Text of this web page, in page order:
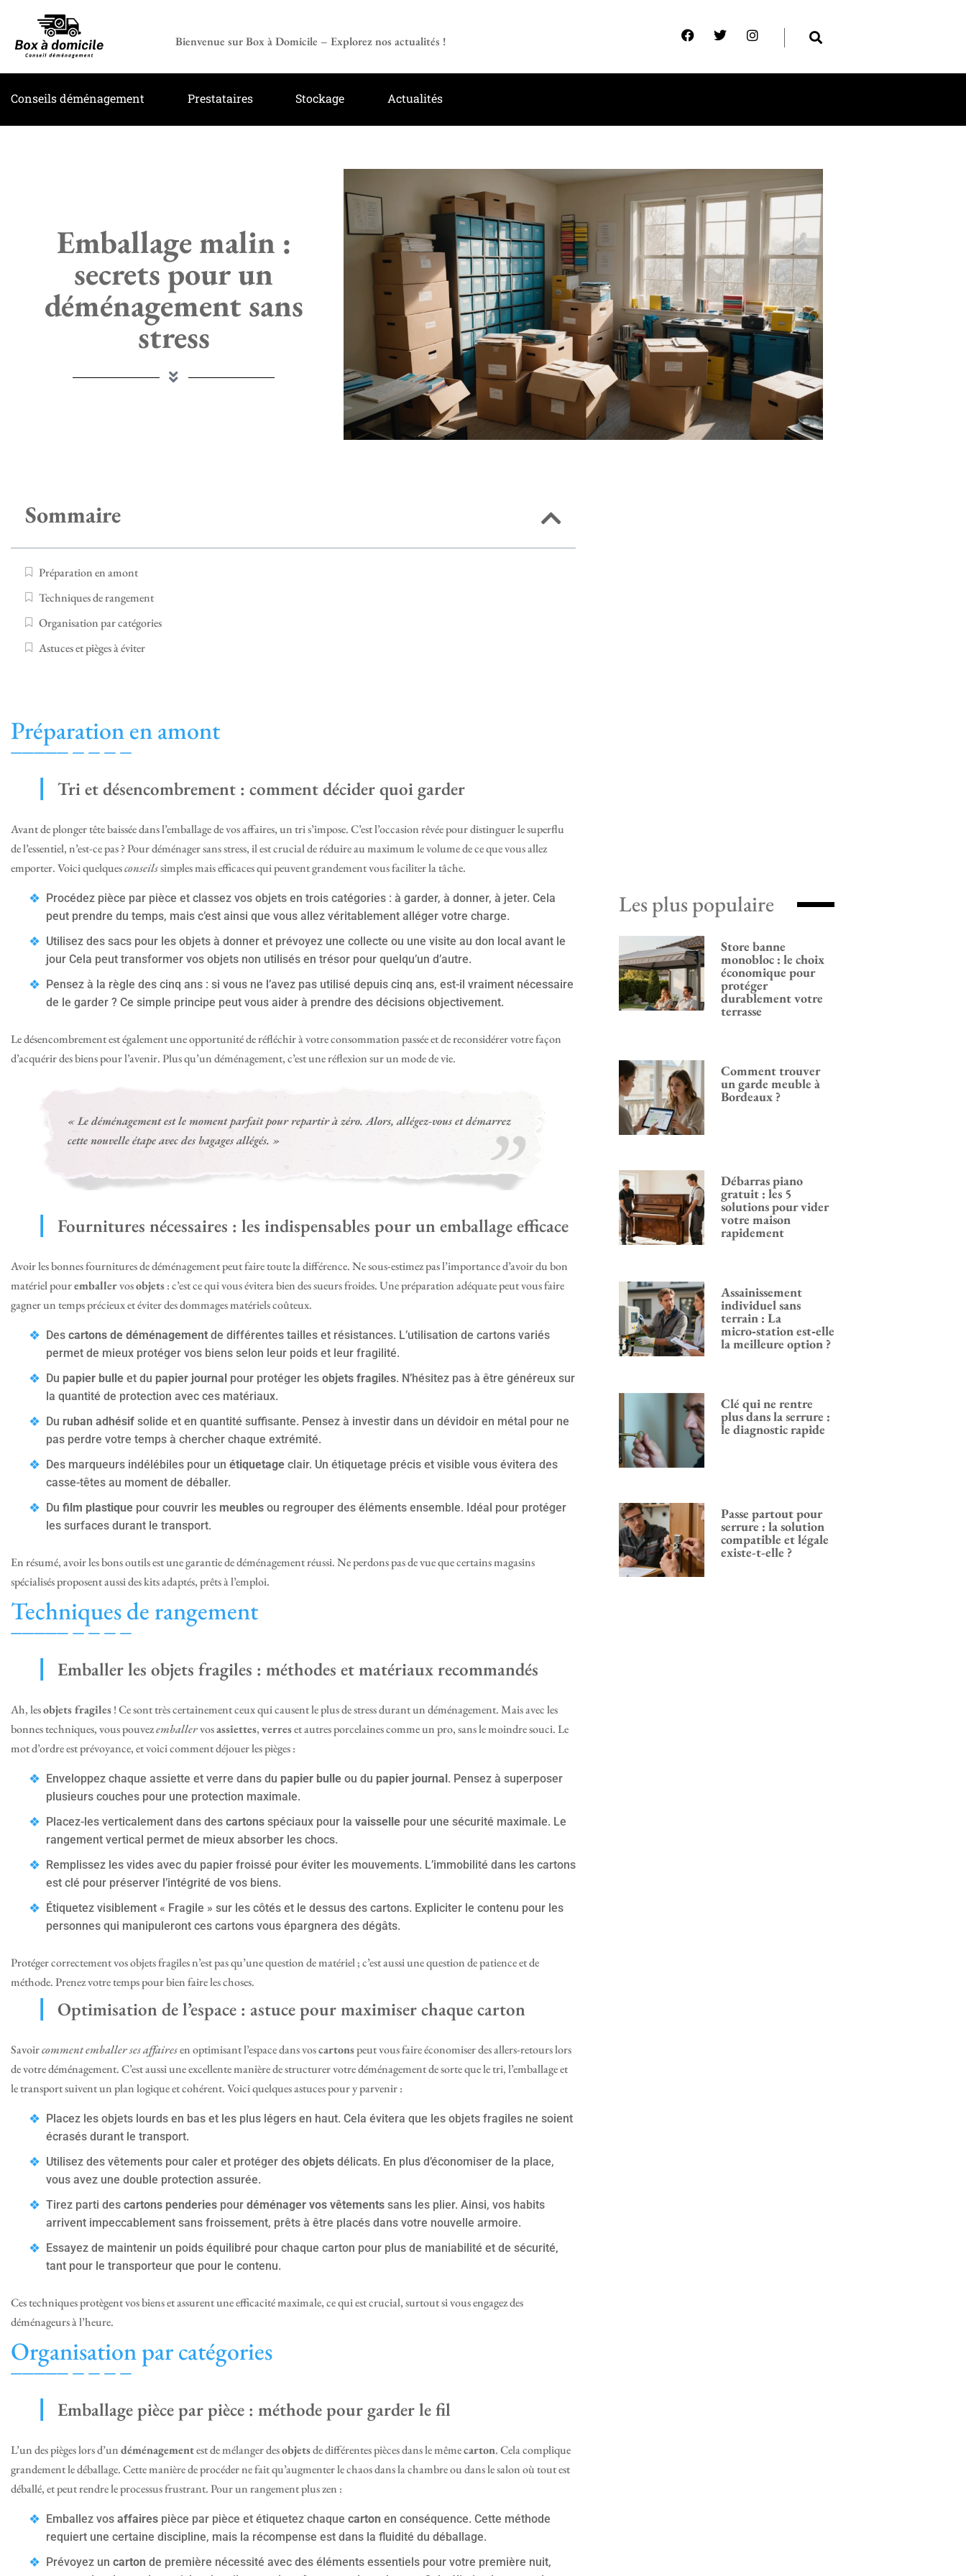
Bienvenue sur Box à Domicile – Explorez nos actualités !
Conseils déménagement Prestataires Stockage Actualités
Emballage malin :
secrets pour un
déménagement sans
stress
Sommaire
Préparation en amont
Techniques de rangement
Organisation par catégories
Astuces et pièges à éviter
Préparation en amont
Tri et désencombrement : comment décider quoi garder
Avant de plonger tête baissée dans l’emballage de vos affaires, un tri s’impose. C’est l’occasion rêvée pour distinguer le superflu
de l’essentiel, n’est-ce pas ? Pour déménager sans stress, il est crucial de réduire au maximum le volume de ce que vous allez
emporter. Voici quelquesconseilssimples mais efficaces qui peuvent grandement vous faciliter la tâche.
Procédez pièce par pièce et classez vos objets en trois catégories : à garder, à donner, à jeter. Cela
peut prendre du temps, mais c’est ainsi que vous allez véritablement alléger votre charge.
Utilisez des sacs pour les objets à donner et prévoyez une collecte ou une visite au don local avant le
jour Cela peut transformer vos objets non utilisés en trésor pour quelqu’un d’autre.
Pensez à la règle des cinq ans : si vous ne l’avez pas utilisé depuis cinq ans, est-il vraiment nécessaire
de le garder ? Ce simple principe peut vous aider à prendre des décisions objectivement.
Le désencombrement est également une opportunité de réfléchir à votre consommation passée et de reconsidérer votre façon
d’acquérir des biens pour l’avenir. Plus qu’un déménagement, c’est une réflexion sur un mode de vie.
« Le déménagement est le moment parfait pour repartir à zéro. Alors, allégez-vous et démarrez
cette nouvelle étape avec des bagages allégés. »
Fournitures nécessaires : les indispensables pour un emballage efficace
Avoir les bonnes fournitures de déménagement peut faire toute la différence. Ne sous-estimez pas l’importance d’avoir du bon
matériel pouremballervosobjets: c’est ce qui vous évitera bien des sueurs froides. Une préparation adéquate peut vous faire
gagner un temps précieux et éviter des dommages matériels coûteux.
Des cartons de déménagement de différentes tailles et résistances. L’utilisation de cartons variés
permet de mieux protéger vos biens selon leur poids et leur fragilité.
Du papier bulle et du papier journal pour protéger les objets fragiles. N’hésitez pas à être généreux sur
la quantité de protection avec ces matériaux.
Du ruban adhésif solide et en quantité suffisante. Pensez à investir dans un dévidoir en métal pour ne
pas perdre votre temps à chercher chaque extrémité.
Des marqueurs indélébiles pour un étiquetage clair. Un étiquetage précis et visible vous évitera des
casse-têtes au moment de déballer.
Du film plastique pour couvrir les meubles ou regrouper des éléments ensemble. Idéal pour protéger
les surfaces durant le transport.
En résumé, avoir les bons outils est une garantie de déménagement réussi. Ne perdons pas de vue que certains magasins
spécialisés proposent aussi des kits adaptés, prêts à l’emploi.
Techniques de rangement
Emballer les objets fragiles : méthodes et matériaux recommandés
Ah, lesobjets fragiles! Ce sont très certainement ceux qui causent le plus de stress durant un déménagement. Mais avec les
bonnes techniques, vous pouvezemballervosassiettes,verreset autres porcelaines comme un pro, sans le moindre souci. Le
mot d’ordre est prévoyance, et voici comment déjouer les pièges :
Enveloppez chaque assiette et verre dans du papier bulle ou du papier journal. Pensez à superposer
plusieurs couches pour une protection maximale.
Placez-les verticalement dans des cartons spéciaux pour la vaisselle pour une sécurité maximale. Le
rangement vertical permet de mieux absorber les chocs.
Remplissez les vides avec du papier froissé pour éviter les mouvements. L’immobilité dans les cartons
est clé pour préserver l’intégrité de vos biens.
Étiquetez visiblement « Fragile » sur les côtés et le dessus des cartons. Expliciter le contenu pour les
personnes qui manipuleront ces cartons vous épargnera des dégâts.
Protéger correctement vos objets fragiles n’est pas qu’une question de matériel ; c’est aussi une question de patience et de
méthode. Prenez votre temps pour bien faire les choses.
Optimisation de l’espace : astuce pour maximiser chaque carton
Savoircomment emballer ses affairesen optimisant l’espace dans voscartonspeut vous faire économiser des allers-retours lors
de votre déménagement. C’est aussi une excellente manière de structurer votre déménagement de sorte que le tri, l’emballage et
le transport suivent un plan logique et cohérent. Voici quelques astuces pour y parvenir :
Placez les objets lourds en bas et les plus légers en haut. Cela évitera que les objets fragiles ne soient
écrasés durant le transport.
Utilisez des vêtements pour caler et protéger des objets délicats. En plus d’économiser de la place,
vous avez une double protection assurée.
Tirez parti des cartons penderies pour déménager vos vêtements sans les plier. Ainsi, vos habits
arrivent impeccablement sans froissement, prêts à être placés dans votre nouvelle armoire.
Essayez de maintenir un poids équilibré pour chaque carton pour plus de maniabilité et de sécurité,
tant pour le transporteur que pour le contenu.
Ces techniques protègent vos biens et assurent une efficacité maximale, ce qui est crucial, surtout si vous engagez des
déménageurs à l’heure.
Organisation par catégories
Emballage pièce par pièce : méthode pour garder le fil
L’un des pièges lors d’undéménagementest de mélanger desobjetsde différentes pièces dans le mêmecarton. Cela complique
grandement le déballage. Cette manière de procéder ne fait qu’augmenter le chaos dans la chambre ou dans le salon où tout est
déballé, et peut rendre le processus frustrant. Pour un rangement plus zen :
Emballez vos affaires pièce par pièce et étiquetez chaque carton en conséquence. Cette méthode
requiert une certaine discipline, mais la récompense est dans la fluidité du déballage.
Prévoyez un carton de première nécessité avec des éléments essentiels pour votre première nuit,
Les plus populaire
Store banne
monobloc : le choix
économique pour
protéger
durablement votre
terrasse
Comment trouver
un garde meuble à
Bordeaux ?
Débarras piano
gratuit : les 5
solutions pour vider
votre maison
rapidement
Assainissement
individuel sans
terrain : La
micro‑station est‑elle
la meilleure option ?
Clé qui ne rentre
plus dans la serrure :
le diagnostic rapide
Passe partout pour
serrure : la solution
compatible et légale
existe-t-elle ?